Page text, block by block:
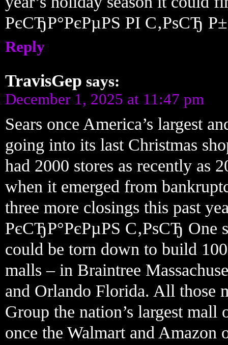
РєСЂР°РєРµРЅ РІ С‚РѕСЂ
Reply
TravisGep says:
December 1, 2025 at 11:47 pm
Sears once America’s largest
going into its last Christmas
had 2000 stores as recently as
when it emerged from
three more closings this past
РєСЂР°РєРµРЅ С‚РѕСЂ One
could be torn down to build
malls – in Braintree
and Orlando Florida. All those
Group the nation’s largest
once the Walmart and